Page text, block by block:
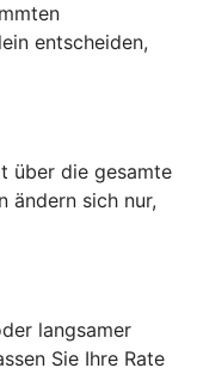
entscheiden,
über die gesamte
ändern sich nur,
langsamer
Sie Ihre Rate